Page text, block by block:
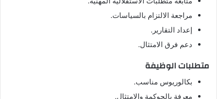
مراجعة الالتزام بالسياسات.
إعداد التقارير.
دعم فرق الامتثال.
متطلبات الوظيفة
بكالوريوس مناسب.
معرفة بالحوكمة والامتثال.